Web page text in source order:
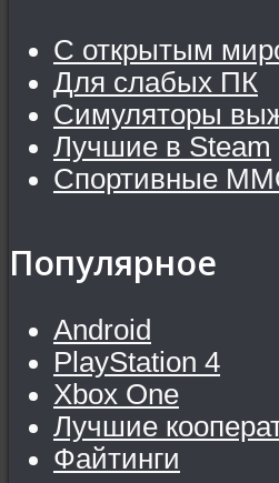
С открытым
Для слабых ПК
Симуляторы
Лучшие в Steam
Спортивные
Популярное
Android
PlayStation 4
Xbox One
Лучшие
Файтинги